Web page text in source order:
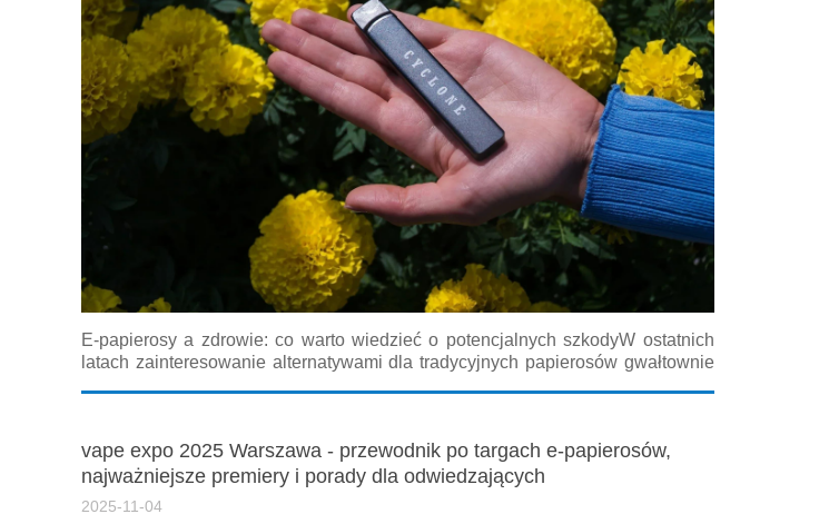
E-papierosy a zdrowie: co warto wiedzieć o potencjalnych szkodyW ostatnich
latach zainteresowanie alternatywami dla tradycyjnych papierosów gwałtownie
vape expo 2025 Warszawa - przewodnik po targach e-papierosów,
najważniejsze premiery i porady dla odwiedzających
2025-11-04